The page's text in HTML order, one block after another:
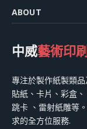
ABOUT
中威藝術印
專注於製作紙製類
貼紙、卡片、彩盒
跳卡 、雷射紙雕等
求的全方位服務.